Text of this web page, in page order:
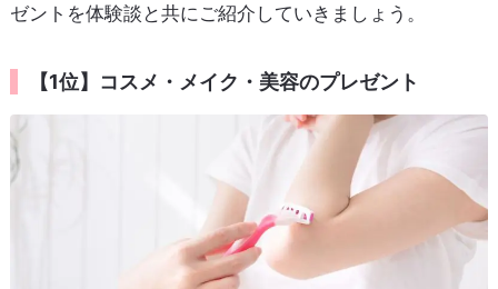
ゼントを体験談と共にご紹介していきましょう。
【1位】コスメ・メイク・美容のプレゼント